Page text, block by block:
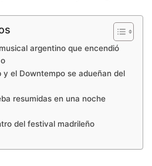
argentino que encendió
y el Downtempo se adueñan del
resumidas en una noche
del festival madrileño